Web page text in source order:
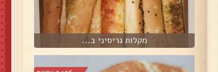
מקלות גריסיני ב...